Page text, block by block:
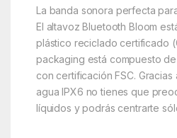
La banda sonora perfecta
El altavoz Bluetooth Bloom
plástico reciclado certificado
packaging está compuesto
con certificación FSC. Gracias
agua IPX6 no tienes que
líquidos y podrás centrarte